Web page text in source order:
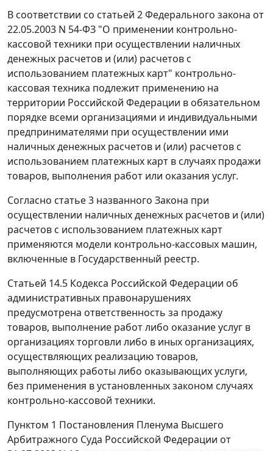
В соответствии со статьей 2Федерального закона от
22.05.2003 N 54-ФЗ "О применении контрольно-
кассовой техники при осуществлении наличных
денежных расчетов и (или) расчетов с
использованием платежных карт" контрольно-
кассовая техника подлежит применению на
территории Российской Федерации в обязательном
порядке всеми организациями и индивидуальными
предпринимателями при осуществлении ими
наличных денежных расчетов и (или) расчетов с
использованием платежных карт в случаях продажи
товаров, выполнения работ или оказания услуг.
Согласно статье 3 названного Закона при
осуществлении наличных денежных расчетов и (или)
расчетов с использованием платежных карт
применяются модели контрольно-кассовых машин,
включенные в Государственный реестр.
Статьей 14.5 Кодекса Российской Федерации об
административных правонарушениях
предусмотрена ответственность за продажу
товаров, выполнение работ либо оказание услуг в
организациях торговли либо в иных организациях,
осуществляющих реализацию товаров,
выполняющих работы либо оказывающих услуги,
без применения в установленных законом случаях
контрольно-кассовой техники.
Пунктом 1 Постановления Пленума Высшего
Арбитражного Суда Российской Федерации от